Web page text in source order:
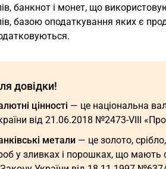
банкнот і монет, що
базою оподаткування яких є
довідки!
цінності — це національна
від 21.06.2018 №2473-VIII
метали — це золото,
у зливках і порошках, що мають